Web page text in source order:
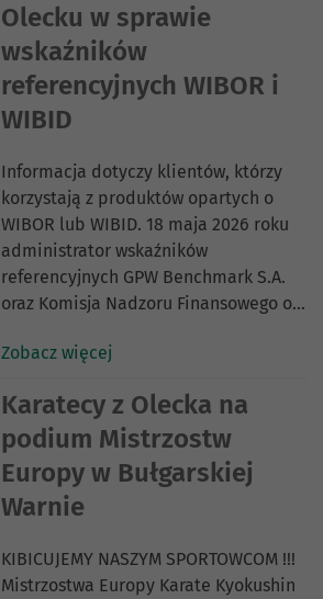
Olecku w sprawie
wskaźników
referencyjnych WIBOR i
WIBID
Informacja dotyczy klientów, którzy
korzystają z produktów opartych o
WIBOR lub WIBID. 18 maja 2026 roku
administrator wskaźników
referencyjnych GPW Benchmark S.A.
oraz Komisja Nadzoru Finansowego o…
Zobacz więcej
DATA PUBLIKACJI:
Karatecy z Olecka na
podium Mistrzostw
Europy w Bułgarskiej
Warnie
KIBICUJEMY NASZYM SPORTOWCOM !!!
Mistrzostwa Europy Karate Kyokushin